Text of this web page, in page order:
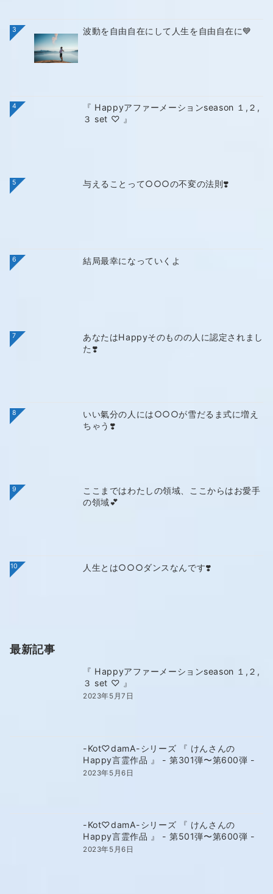
3 波動を自由自在にして人生を自由自在に💙
4
『 Happyアファーメーションseason １,２,
３ set ♡ 』
5 与えることって○○○の不変の法則❣️
6 結局最幸になっていくよ
7
あなたはHappyそのものの人に認定されまし
た❣️
8
いい氣分の人には○○○が雪だるま式に増え
ちゃう❣️
9
ここまではわたしの領域、ここからはお愛手
の領域💕
10 人生とは○○○ダンスなんです❣️
最新記事
『 Happyアファーメーションseason １,２,
３ set ♡ 』
2023年5月7日
-Kot♡damA-シリーズ 『 けんさんの
Happy言霊作品 』 - 第301弾〜第600弾 -
2023年5月6日
-Kot♡damA-シリーズ 『 けんさんの
Happy言霊作品 』 - 第501弾〜第600弾 -
2023年5月6日